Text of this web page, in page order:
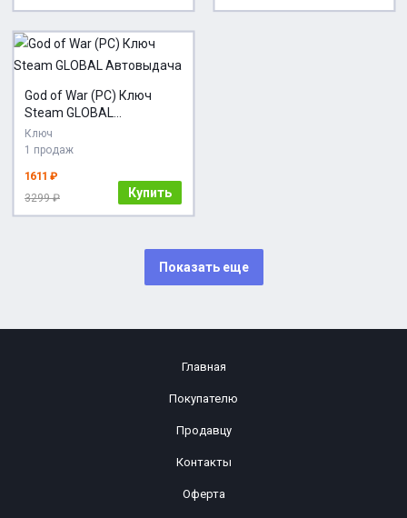
God of War (PC) Ключ
Steam GLOBAL
Автовыдача
Ключ
1 продаж
1611 ₽
3299 ₽
Купить
Показать еще
Главная
Покупателю
Продавцу
Контакты
Оферта